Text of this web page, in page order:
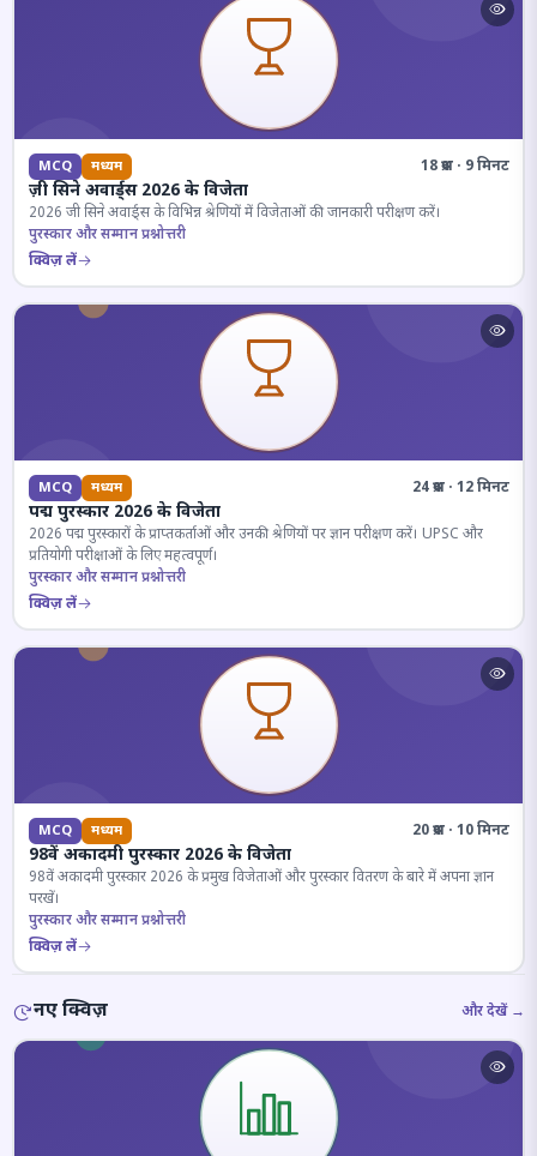
MCQ मध्यम 18 प्रश्न · 9 मिनट
ज़ी सिने अवार्ड्स 2026 के विजेता
2026 जी सिने अवार्ड्स के विभिन्न श्रेणियों में विजेताओं की जानकारी परीक्षण करें।
पुरस्कार और सम्मान प्रश्नोत्तरी
क्विज़ लें
MCQ मध्यम 24 प्रश्न · 12 मिनट
पद्म पुरस्कार 2026 के विजेता
2026 पद्म पुरस्कारों के प्राप्तकर्ताओं और उनकी श्रेणियों पर ज्ञान परीक्षण करें। UPSC और
प्रतियोगी परीक्षाओं के लिए महत्वपूर्ण।
पुरस्कार और सम्मान प्रश्नोत्तरी
क्विज़ लें
MCQ मध्यम 20 प्रश्न · 10 मिनट
98वें अकादमी पुरस्कार 2026 के विजेता
98वें अकादमी पुरस्कार 2026 के प्रमुख विजेताओं और पुरस्कार वितरण के बारे में अपना ज्ञान
परखें।
पुरस्कार और सम्मान प्रश्नोत्तरी
क्विज़ लें
नए क्विज़ और देखें →